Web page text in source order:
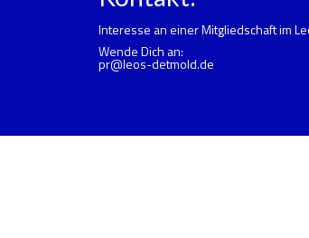
Interesse an einer Mitgliedschaft im
Wende Dich an:
pr@leos-detmold.de